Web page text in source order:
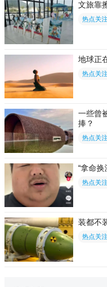
文旅靠
热点关注
地球正
热点关注
一些曾
捧？
热点关注
“拿命
热点关注
装都不
热点关注